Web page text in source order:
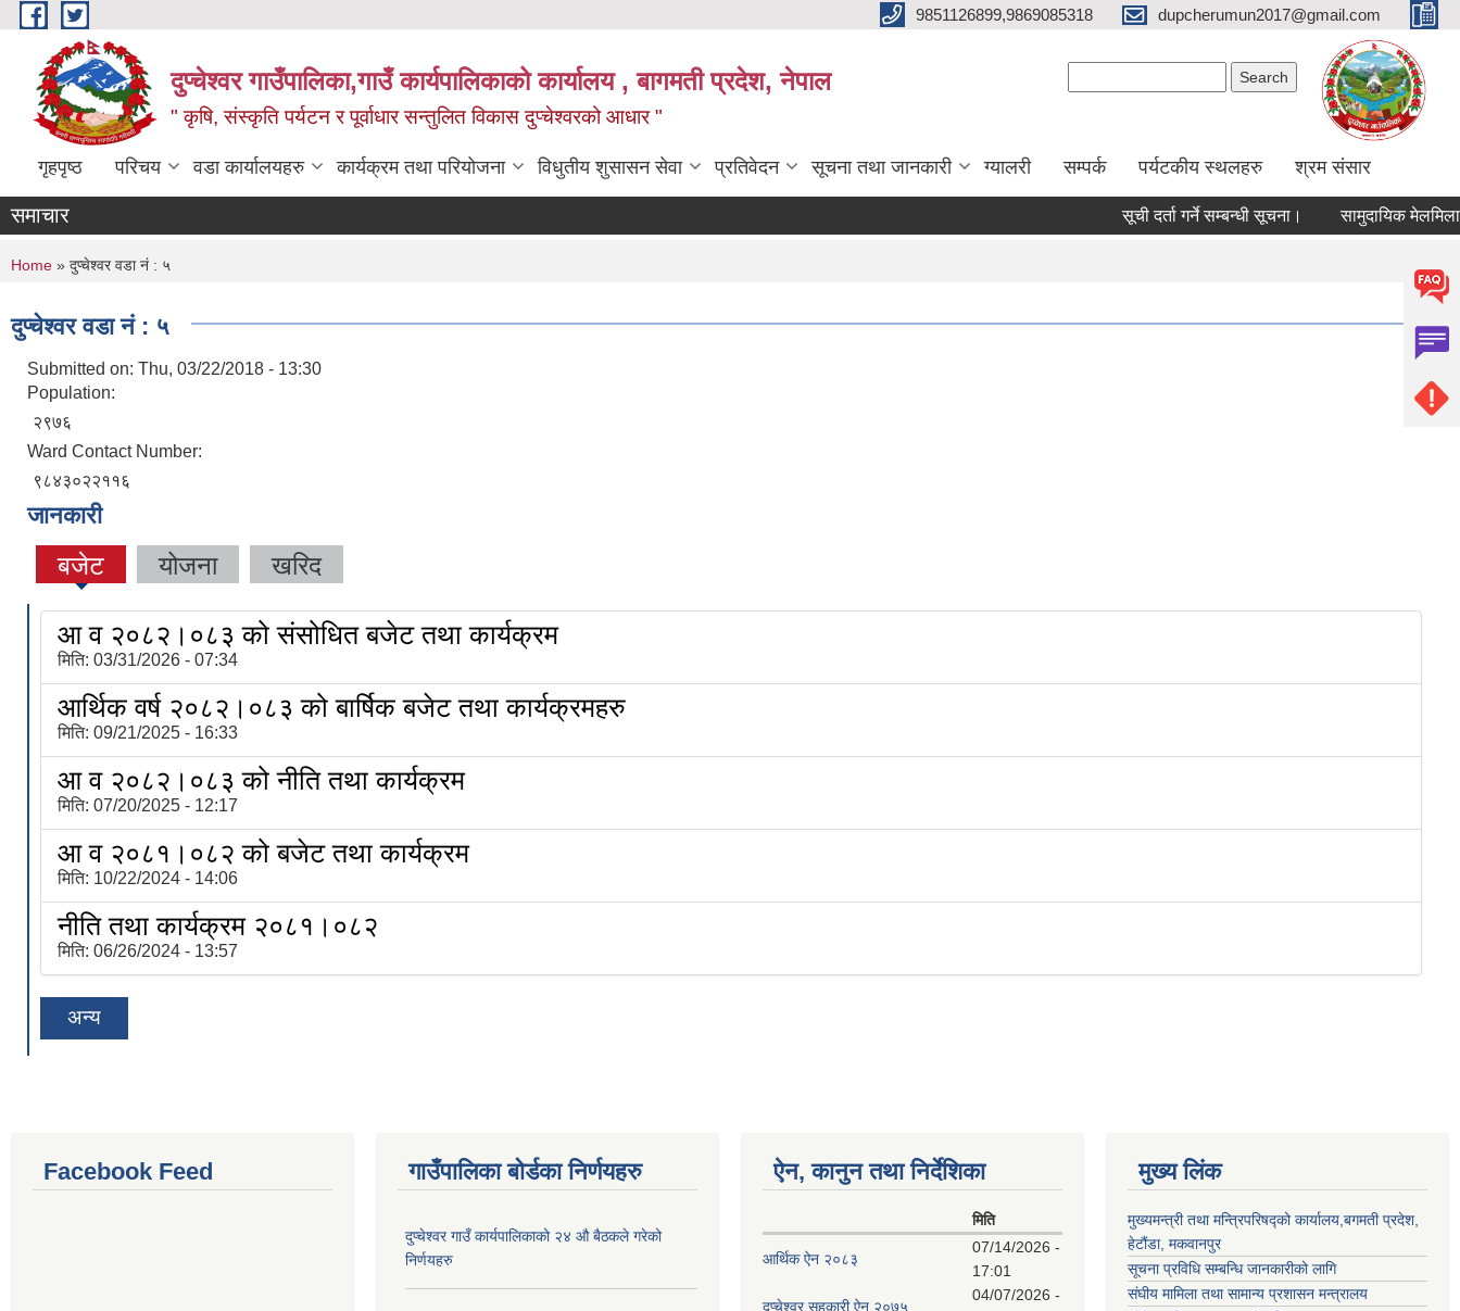
Skip to main content 9851126899,9869085318 dupcherumun2017@gmail.com
दुप्चेश्वर गाउँपालिका,गाउँ कार्यपालिकाको कार्यालय , बागमती प्रदेश, नेपाल
" कृषि, संस्कृति पर्यटन र पूर्वाधार सन्तुलित विकास दुप्चेश्वरको आधार "
गृहपृष्ठ परिचय वडा कार्यालयहरु कार्यक्रम तथा परियोजना विधुतीय शुसासन सेवा प्रतिवेदन सूचना तथा जानकारी ग्यालरी सम्पर्क पर्यटकीय स्थलहरु श्रम संसार
समाचार सूची दर्ता गर्ने सम्बन्धी सूचना। सामुदायिक
You are here
Home » दुप्चेश्वर वडा नं : ५
दुप्चेश्वर वडा नं : ५
Submitted on: Thu, 03/22/2018 - 13:30
Population:
२९७६
Ward Contact Number:
९८४३०२२११६
जानकारी
बजेट योजना खरिद
आ व २०८२।०८३ को संसोधित बजेट तथा कार्यक्रम
मिति: 03/31/2026 - 07:34
आर्थिक वर्ष २०८२।०८३ को बार्षिक बजेट तथा कार्यक्रमहरु
मिति: 09/21/2025 - 16:33
आ व २०८२।०८३ को नीति तथा कार्यक्रम
मिति: 07/20/2025 - 12:17
आ व २०८१।०८२ को बजेट तथा कार्यक्रम
मिति: 10/22/2024 - 14:06
नीति तथा कार्यक्रम २०८१।०८२
मिति: 06/26/2024 - 13:57
अन्य
Facebook Feed गाउँपालिका बोर्डका निर्णयहरु
दुप्चेश्वर गाउँ कार्यपालिकाको २४ औ बैठकले गरेको
निर्णयहरु
ऐन, कानुन तथा निर्देशिका
मिति
आर्थिक ऐन २०८३
07/14/2026 -
17:01
दुप्चेश्वर सहकारी ऐन २०७५
04/07/2026 -
मुख्य लिंक
मुख्यमन्त्री तथा मन्त्रिपरिषद्को कार्यालय,बगमती प्रदेश,
हेटौंडा, मकवानपुर
सूचना प्रविधि सम्बन्धि जानकारीको लागि
संघीय मामिला तथा सामान्य प्रशासन मन्त्रालय